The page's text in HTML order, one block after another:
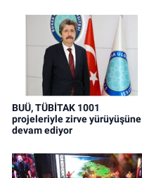
BUÜ, TÜBİTAK 1001
projeleriyle zirve yürüyüşüne
devam ediyor